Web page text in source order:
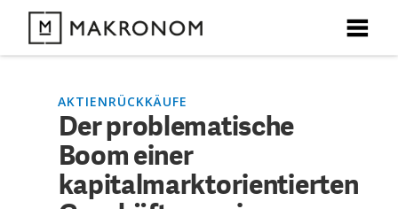
X
DEBATTEN
ARTIKEL
FEATURES
X
X
X
AKTIENRÜCKKÄUFE
Der problematische
Boom einer
kapitalmarktorientierten
X
KOMMENTARE ZU
Der problematische
Boom einer